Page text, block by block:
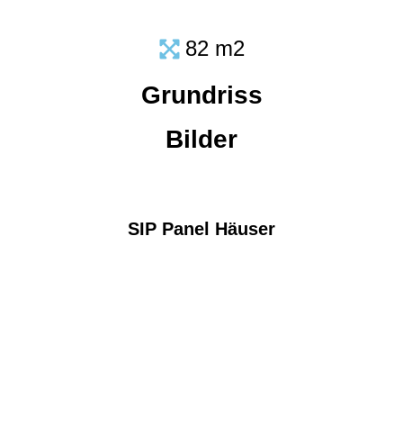
82 m2
Grundriss
Bilder
SIP Panel Häuser